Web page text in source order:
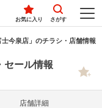
お気に入り さがす
士今泉店」のチラシ・店舗情報
セール情報
店舗詳細